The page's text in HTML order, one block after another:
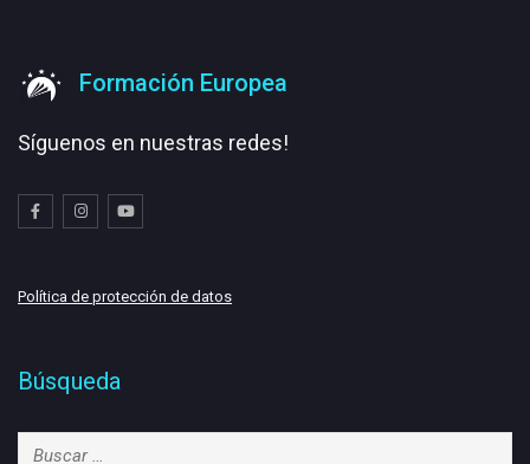
Formación Europea
Síguenos en nuestras redes!
Política de protección de datos
Búsqueda
Buscar: